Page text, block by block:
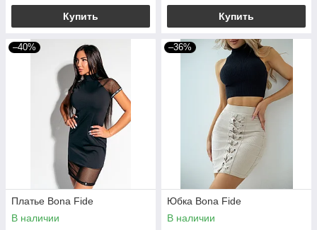
Купить Купить
–40%
Платье Bona Fide
В наличии
–36%
Юбка Bona Fide
В наличии